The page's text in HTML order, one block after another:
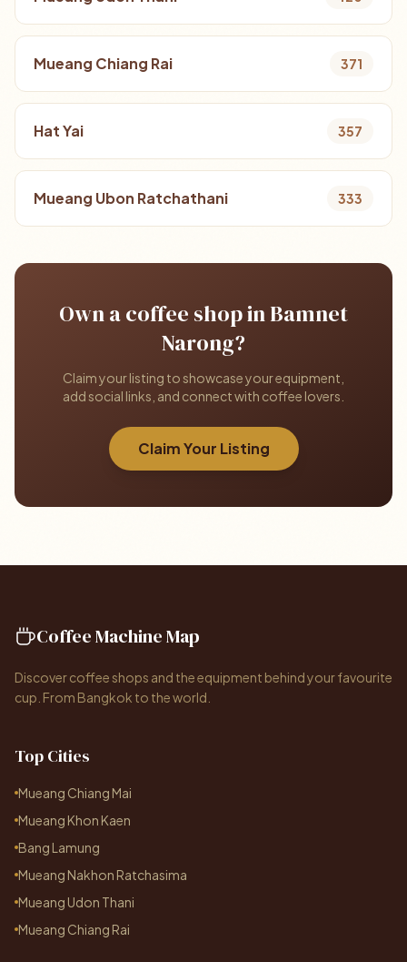
Mueang Chiang Rai 371
Hat Yai 357
Mueang Ubon Ratchathani 333
Own a coffee shop in Bamnet
Narong?
Claim your listing to showcase your equipment,
add social links, and connect with coffee lovers.
Claim Your Listing
Coffee Machine Map
Discover coffee shops and the equipment behind your favourite
cup. From Bangkok to the world.
Top Cities
Mueang Chiang Mai
Mueang Khon Kaen
Bang Lamung
Mueang Nakhon Ratchasima
Mueang Udon Thani
Mueang Chiang Rai